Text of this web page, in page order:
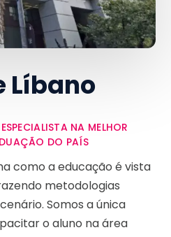
Líbano
NA MELHOR
DO PAÍS
como a educação é vista
metodologias
Somos a única
o aluno na área